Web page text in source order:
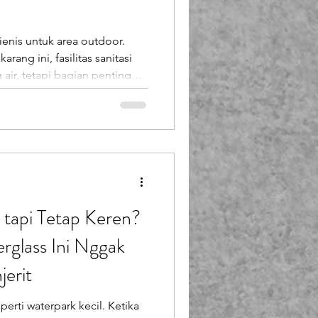
untuk area outdoor.
ini, fasilitas sanitasi
air, tetapi bagian penting
toilet portable higienis
area proyek konstruksi ,
Tetap Keren?
Ini Nggak
waterpark kecil. Ketika